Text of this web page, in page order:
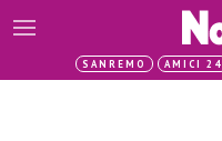
SANREMO AMICI 24